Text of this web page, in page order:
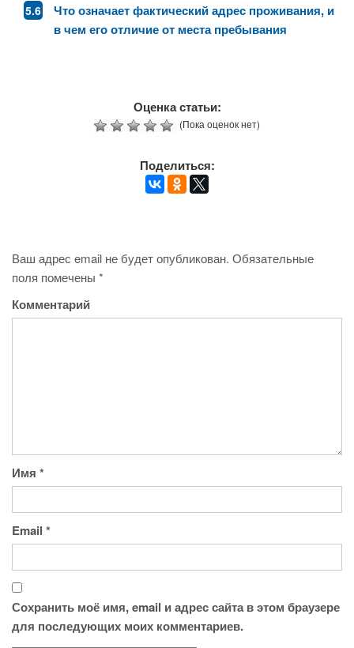
Что означает фактический адрес проживания, и
в чем его отличие от места пребывания
Оценка статьи:
(Пока оценок нет)
Поделиться:
Ваш адрес email не будет опубликован. Обязательные
поля помечены *
Комментарий
Имя *
Email *
Сохранить моё имя, email и адрес сайта в этом браузере
для последующих моих комментариев.